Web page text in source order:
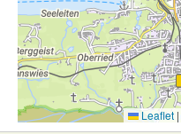
Leaflet |